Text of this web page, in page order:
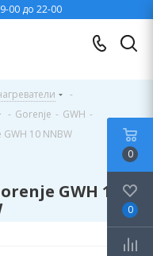
00 до 22-00
-
- Gorenje - GWH -
10 NNBW
GWH 10
0
0